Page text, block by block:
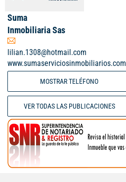
Suma
Inmobiliaria Sas
lilian.1308@hotmail.com
www.sumaserviciosinmobiliarios.com
MOSTRAR TELÉFONO
VER TODAS LAS PUBLICACIONES